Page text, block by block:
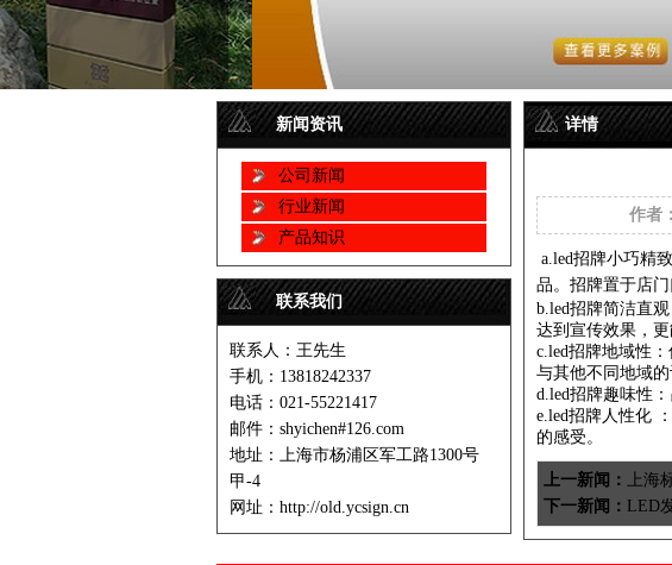
新闻资讯
公司新闻
行业新闻
产品知识
联系我们
联系人：王先生
手机：13818242337
电话：021-55221417
邮件：shyichen#126.com
地址：上海市杨浦区军工路1300号
甲-4
网址：http://old.ycsign.cn
详情
作者：
a.led招牌小巧精
品。招牌置于店
b.led招牌简洁直
达到宣传效果，更
c.led招牌地域性
与其他不同地域的
d.led招牌趣味性
e.led招牌人性化
的感受。
上一新闻：
上海
下一新闻： LED